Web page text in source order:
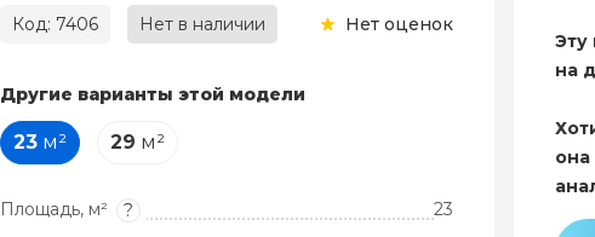
Код: 7406 Нет в наличии Нет оценок
Другие варианты этой модели
23м² 29 м²
Площадь, м² ?
23
Эту
на
она